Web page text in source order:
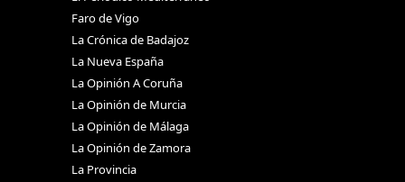
Faro de Vigo
La Crónica de Badajoz
La Nueva España
La Opinión A Coruña
La Opinión de Murcia
La Opinión de Málaga
La Opinión de Zamora
La Provincia